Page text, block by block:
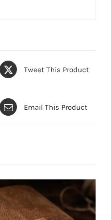
Tweet This Product
Email This Product